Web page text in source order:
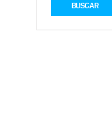
BUSCAR